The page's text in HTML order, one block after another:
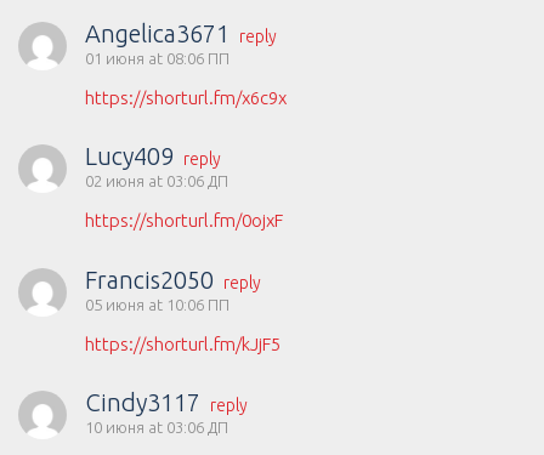
Angelica3671 reply
01 июня at 08:06 ПП
https://shorturl.fm/x6c9x
Lucy409 reply
02 июня at 03:06 ДП
https://shorturl.fm/0ojxF
Francis2050 reply
05 июня at 10:06 ПП
https://shorturl.fm/kJjF5
Cindy3117 reply
10 июня at 03:06 ДП